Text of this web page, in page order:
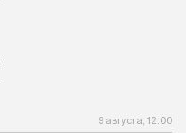
9 августа, 12:00